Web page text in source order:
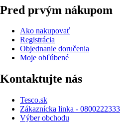
Pred prvým nákupom
Ako nakupovať
Registrácia
Objednanie doručenia
Moje obľúbené
Kontaktujte nás
Tesco.sk
Zákaznícka linka - 0800222333
Výber obchodu